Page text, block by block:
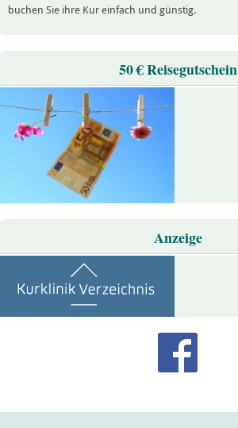
buchen Sie ihre Kur einfach und günstig.
50 € Reisegutschein
Anzeige